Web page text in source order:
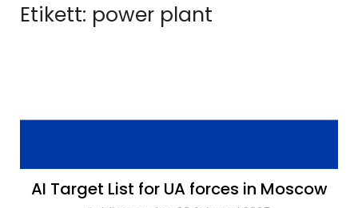
Etikett: power plant
AI Target List for UA forces in Moscow